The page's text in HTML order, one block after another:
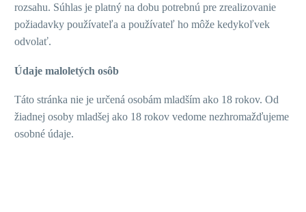
rozsahu. Súhlas je platný na dobu potrebnú pre zrealizovanie
požiadavky používateľa a používateľ ho môže kedykoľvek
odvolať.
Údaje maloletých osôb
Táto stránka nie je určená osobám mladším ako 18 rokov. Od
žiadnej osoby mladšej ako 18 rokov vedome nezhromažďujeme
osobné údaje.